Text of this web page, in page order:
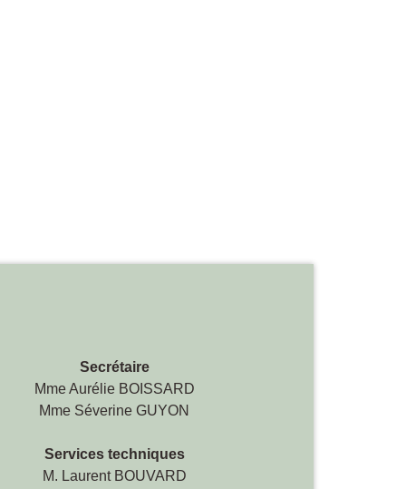
Secrétaire
Mme Aurélie BOISSARD
Mme Séverine GUYON
Services techniques
M. Laurent BOUVARD